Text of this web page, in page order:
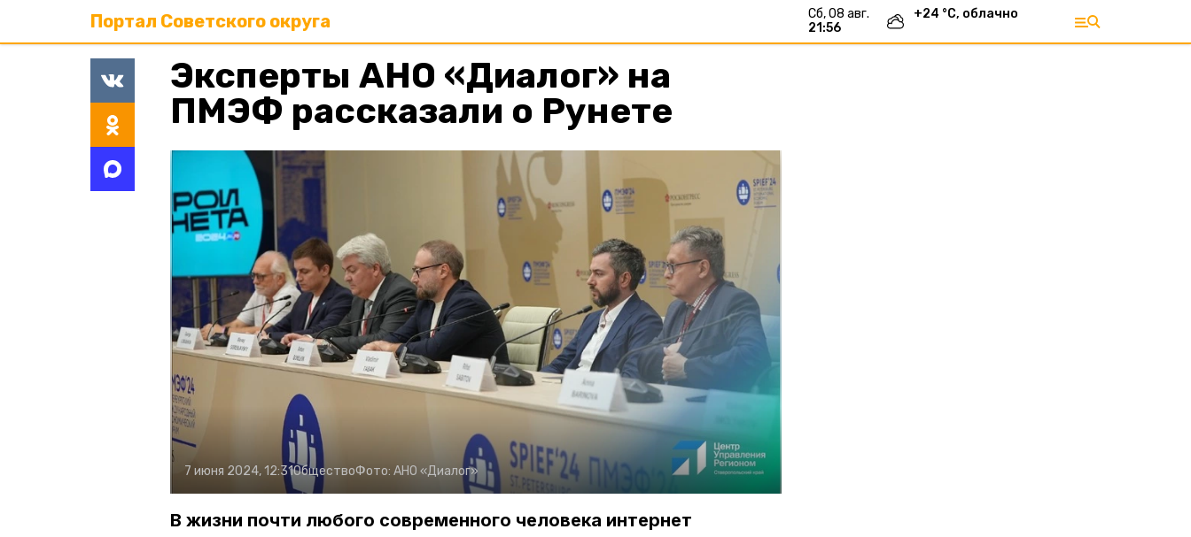
Портал Советского округа
сб, 08 авг.
21:56
+24 °С, облачно
Эксперты АНО «Диалог» на
ПМЭФ рассказали о Рунете
7 июня 2024, 12:31ОбществоФото: АНО «Диалог»
В жизни почти любого современного человека интернет